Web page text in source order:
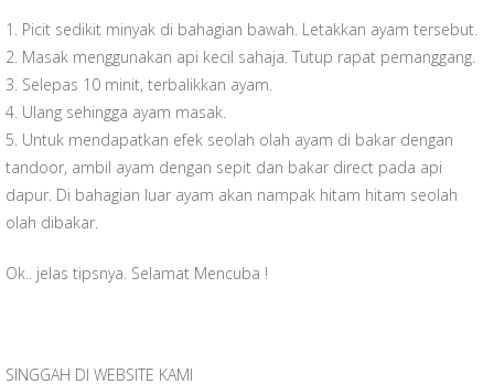
1. Picit sedikit minyak di bahagian bawah. Letakkan ayam tersebut.
2. Masak menggunakan api kecil sahaja. Tutup rapat pemanggang.
3. Selepas 10 minit, terbalikkan ayam.
4. Ulang sehingga ayam masak.
5. Untuk mendapatkan efek seolah olah ayam di bakar dengan
tandoor, ambil ayam dengan sepit dan bakar direct pada api
dapur. Di bahagian luar ayam akan nampak hitam hitam seolah
olah dibakar.
Ok.. jelas tipsnya. Selamat Mencuba !
SINGGAH DI WEBSITE KAMI